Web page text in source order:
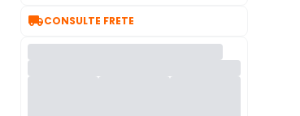
CONSULTE FRETE